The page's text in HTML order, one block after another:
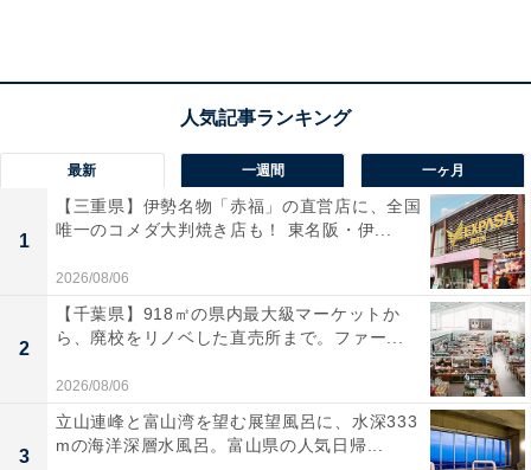
手打ちそばが評判の食堂で、コシがあり喉ごしのよ
新鮮な野菜や果物、加工品が豊富に揃っており、買
い物を楽しみながらゆっくり過ごせる。
「信州新町」のアクセス・営業時間
所在地：長野県長野市信州新町水内4619
アクセス：上信越自動車道 長野ICから国道19号経由で約
最新 一週間 一ヶ月
1
【三重県】伊勢名物「赤福」の直営店に、全国
唯一のコメダ大判焼き店も！ 東名阪・伊...
2026/08/06
2
【千葉県】918㎡の県内最大級マーケットか
ら、廃校をリノベした直売所まで。ファー...
2026/08/06
3
立山連峰と富山湾を望む展望風呂に、水深333
mの海洋深層水風呂。富山県の人気日帰...